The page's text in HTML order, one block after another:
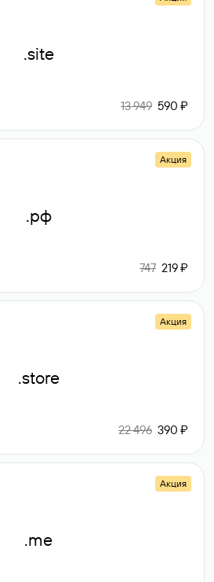
.site
13 949 590 ₽
Акция
.рф
747 219 ₽
Акция
.store
22 496 390 ₽
Акция
.me